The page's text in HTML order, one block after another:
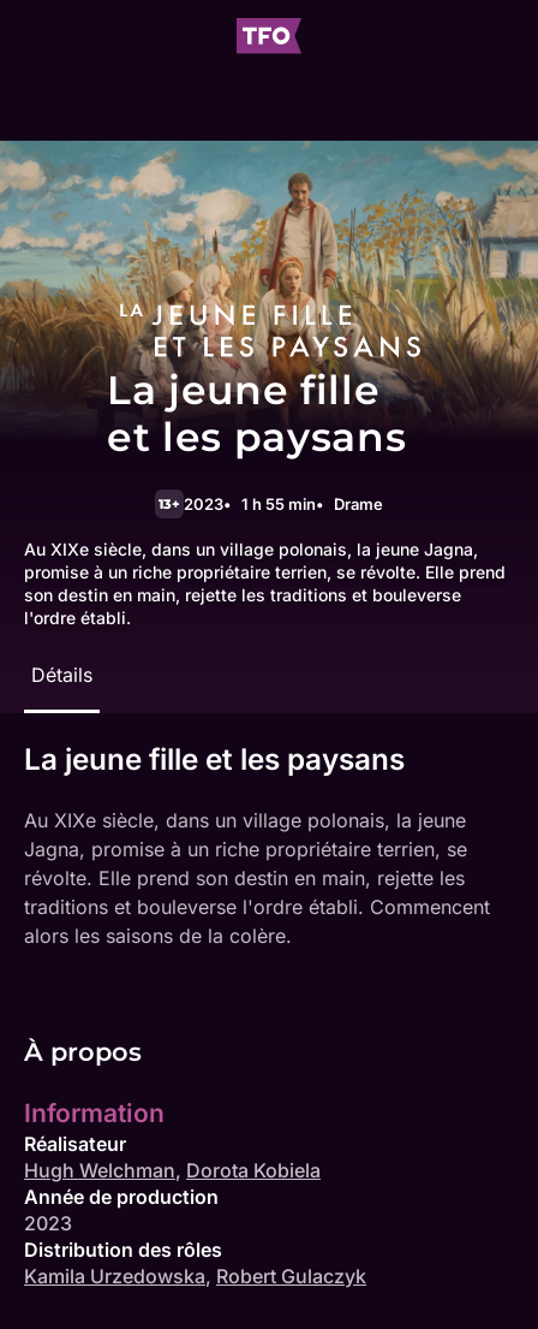
La jeune fille
et les paysans
13+ 2023 1 h 55 min Drame
Au XIXe siècle, dans un village polonais, la jeune Jagna,
promise à un riche propriétaire terrien, se révolte. Elle prend
son destin en main, rejette les traditions et bouleverse
l'ordre établi.
Détails
La jeune fille et les paysans
Au XIXe siècle, dans un village polonais, la jeune
Jagna, promise à un riche propriétaire terrien, se
révolte. Elle prend son destin en main, rejette les
traditions et bouleverse l'ordre établi. Commencent
alors les saisons de la colère.
À propos
Information
Réalisateur
Hugh Welchman, Dorota Kobiela
Année de production
2023
Distribution des rôles
Kamila Urzedowska, Robert Gulaczyk